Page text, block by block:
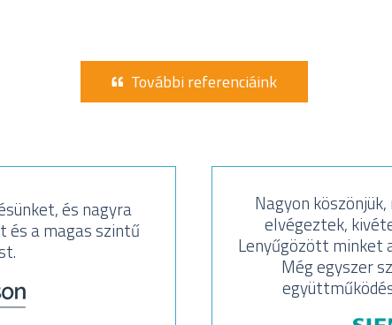
További referenciáink
és nagyra
a magas szintű
Nagyon
elvégeztek,
Lenyűgözött minket
Még egyszer